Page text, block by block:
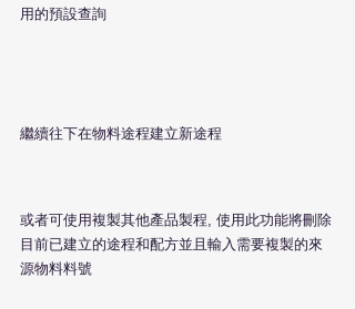
用的預設查詢
繼續往下在物料途程建立新途程
或者可使用複製其他產品製程, 使用此功能將刪除
目前已建立的途程和配方並且輸入需要複製的來
源物料料號